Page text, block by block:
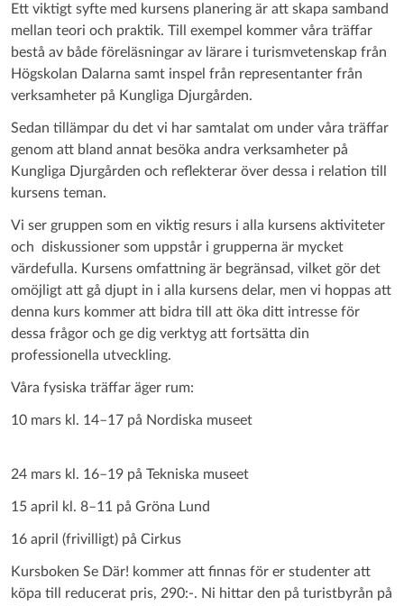
Ett viktigt syfte med kursens planering är att skapa samband
mellan teori och praktik. Till exempel kommer våra träffar
bestå av både föreläsningar av lärare i turismvetenskap från
Högskolan Dalarna samt inspel från representanter från
verksamheter på Kungliga Djurgården.
Sedan tillämpar du det vi har samtalat om under våra träffar
genom att bland annat besöka andra verksamheter på
Kungliga Djurgården och reflekterar över dessa i relation till
kursens teman.
Vi ser gruppen som en viktig resurs i alla kursens aktiviteter
och diskussioner som uppstår i grupperna är mycket
värdefulla. Kursens omfattning är begränsad, vilket gör det
omöjligt att gå djupt in i alla kursens delar, men vi hoppas att
denna kurs kommer att bidra till att öka ditt intresse för
dessa frågor och ge dig verktyg att fortsätta din
professionella utveckling.
Våra fysiska träffar äger rum:
10 mars kl. 14–17 på Nordiska museet
24 mars kl. 16–19 på Tekniska museet
15 april kl. 8–11 på Gröna Lund
16 april (frivilligt) på Cirkus
Kursboken Se Där! kommer att finnas för er studenter att
köpa till reducerat pris, 290:-. Ni hittar den på turistbyrån på